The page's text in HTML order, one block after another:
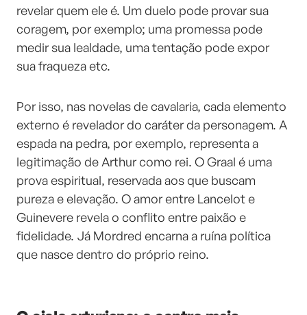
revelar quem ele é. Um duelo pode provar sua
coragem, por exemplo; uma promessa pode
medir sua lealdade, uma tentação pode expor
sua fraqueza etc.
Por isso, nas novelas de cavalaria, cada elemento
externo é revelador do caráter da personagem. A
espada na pedra, por exemplo, representa a
legitimação de Arthur como rei. O Graal é uma
prova espiritual, reservada aos que buscam
pureza e elevação. O amor entre Lancelot e
Guinevere revela o conflito entre paixão e
fidelidade. Já Mordred encarna a ruína política
que nasce dentro do próprio reino.